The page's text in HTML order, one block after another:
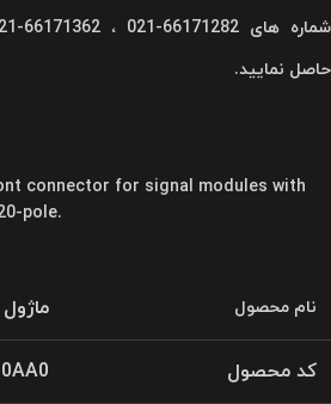
حاصل نمایید.
connector for signal modules with
pole.
نام محصول
کد محصول